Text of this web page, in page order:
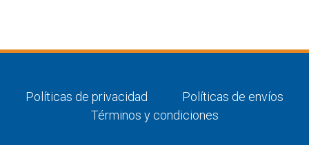
Políticas de privacidad
Políticas de envíos
Términos y condiciones